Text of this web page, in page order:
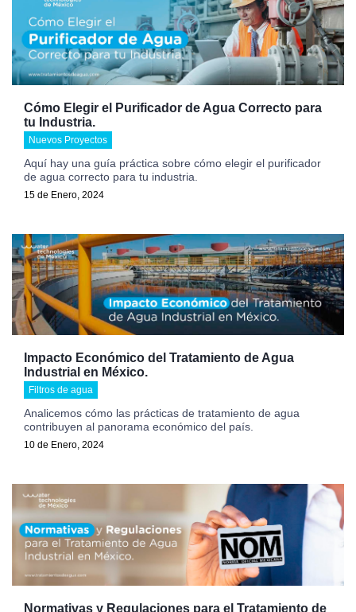
Cómo Elegir el Purificador de Agua Correcto para
tu Industria.
Nuevos Proyectos
Aquí hay una guía práctica sobre cómo elegir el purificador
de agua correcto para tu industria.
15 de Enero, 2024
Impacto Económico del Tratamiento de Agua
Industrial en México.
Filtros de agua
Analicemos cómo las prácticas de tratamiento de agua
contribuyen al panorama económico del país.
10 de Enero, 2024
Normativas y Regulaciones para el Tratamiento de